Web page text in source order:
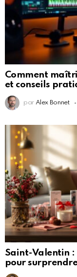
Comment
et conseils
par Alex Bonnet
Saint-Valentin :
pour